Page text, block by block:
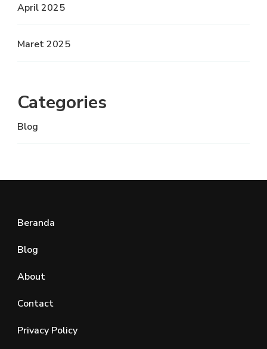
April 2025
Maret 2025
Categories
Blog
Beranda
Blog
About
Contact
Privacy Policy